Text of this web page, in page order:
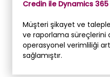
Credin ile Dynamics 365
Müşteri şikayet ve
ve raporlama süreçlerini
operasyonel verimliliği
sağlamıştır.